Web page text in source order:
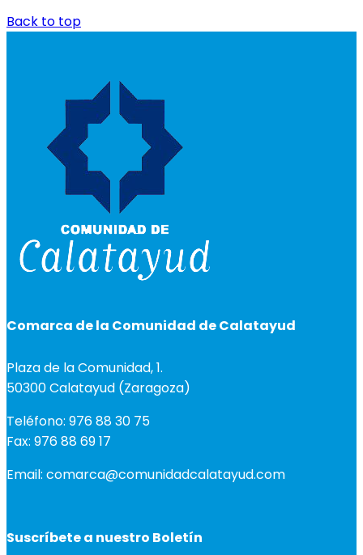
Back to top
Comarca de la Comunidad de Calatayud
Plaza de la Comunidad, 1.
50300 Calatayud (Zaragoza)
Teléfono: 976 88 30 75
Fax: 976 88 69 17
Email: comarca@comunidadcalatayud.com
Suscríbete a nuestro Boletín